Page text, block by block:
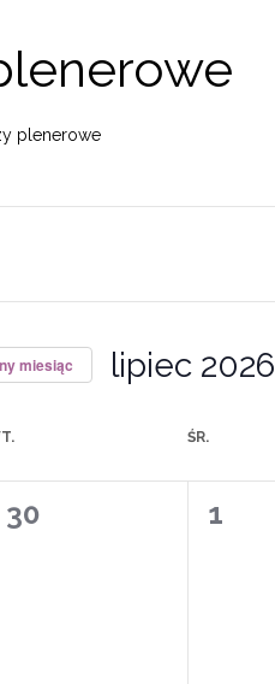
plenerowe
miesiąc lipiec 2026
ŚR.
0
30
0
1